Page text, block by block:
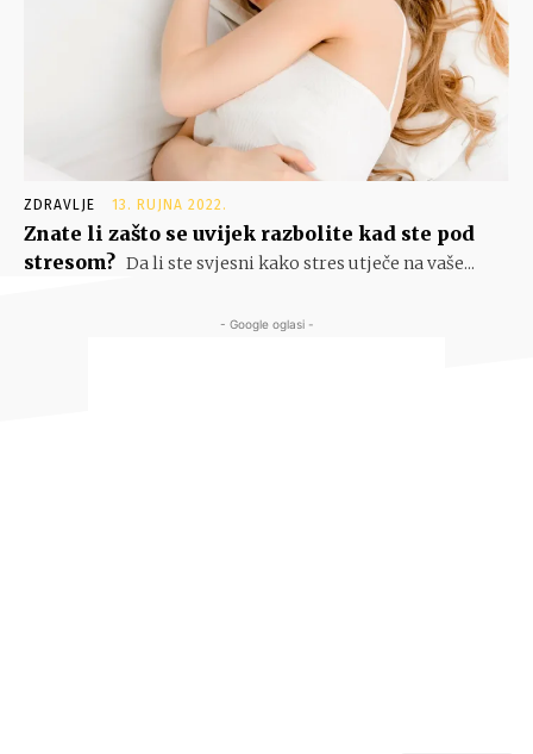
ZDRAVLJE 13. RUJNA 2022.
Znate li zašto se uvijek razbolite kad ste pod
stresom? Da li ste svjesni kako stres utječe na vaše...
- Google oglasi -